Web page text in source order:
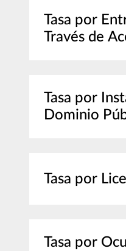
Tasa por
Través de
Tasa por
Dominio
Tasa por
Tasa por